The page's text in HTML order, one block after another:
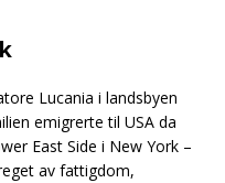
Lucania i landsbyen
emigrerte til USA da
East Side i New York –
av fattigdom,